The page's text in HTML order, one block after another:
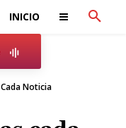
INICIO
Noticia